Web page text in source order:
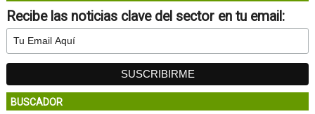
Recibe las noticias clave del sector en tu email:
BUSCADOR